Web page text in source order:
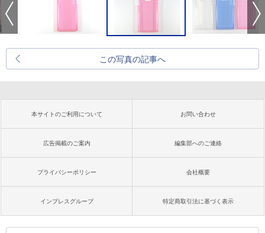
この写真の記事へ
本サイトのご利用について お問い合わせ
広告掲載のご案内 編集部へのご連絡
プライバシーポリシー 会社概要
インプレスグループ 特定商取引法に基づく表示